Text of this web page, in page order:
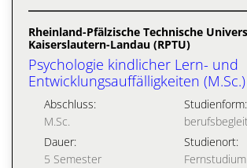
Rheinland-Pfälzische Technische
Kaiserslautern-Landau (RPTU)
Psychologie kindlicher Lern- und
Entwicklungsauffälligkeiten (M.Sc.)
Abschluss:
M.Sc.
Studienform:
Dauer:
5 Semester
Studienort:
Fernstudium